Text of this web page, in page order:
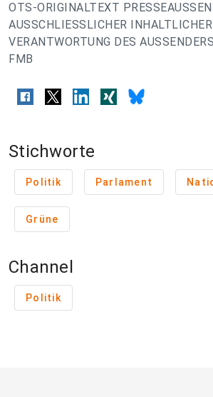
OTS-ORIGINALTEXT
AUSSCHLIESSLICHER INHALTLICHER
VERANTWORTUNG DES
FMB
Stichworte
Politik Parlament
Grüne
Channel
Politik